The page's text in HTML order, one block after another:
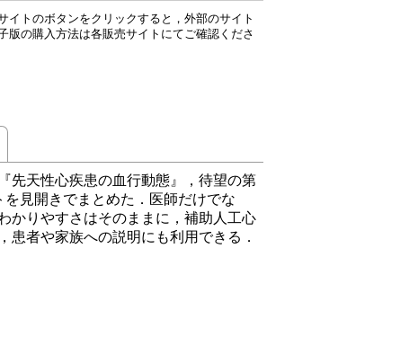
イトのボタンをクリックすると，外部のサイト
版の購入方法は各販売サイトにてご確認くださ
先天性心疾患の血行動態』，待望の第
見開きでまとめた．医師だけでな
かりやすさはそのままに，補助人工心
者や家族への説明にも利用できる．